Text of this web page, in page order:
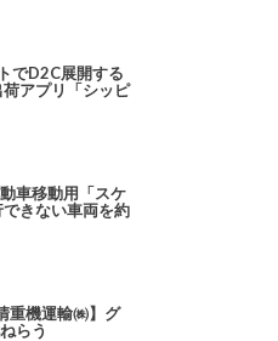
でD2C展開する
荷アプリ「シッピ
車移動用「スケ
きない車両を約
重機運輸㈱】グ
らう